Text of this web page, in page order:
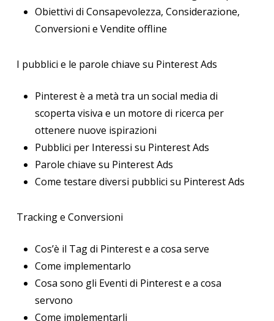
Obiettivi di Consapevolezza, Considerazione,
Conversioni e Vendite offline
I pubblici e le parole chiave su Pinterest Ads
Pinterest è a metà tra un social media di
scoperta visiva e un motore di ricerca per
ottenere nuove ispirazioni
Pubblici per Interessi su Pinterest Ads
Parole chiave su Pinterest Ads
Come testare diversi pubblici su Pinterest Ads
Tracking e Conversioni
Cos’è il Tag di Pinterest e a cosa serve
Come implementarlo
Cosa sono gli Eventi di Pinterest e a cosa
servono
Come implementarli